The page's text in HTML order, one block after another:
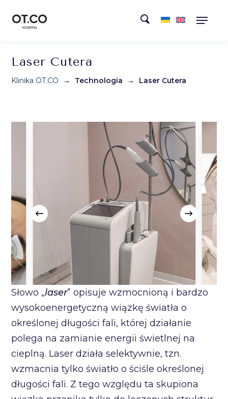
Laser Cutera
Klinika OT.CO → Technologia → Laser Cutera
Słowo „laser” opisuje wzmocnioną i bardzo
wysokoenergetyczną wiązkę światła o
określonej długości fali, której działanie
polega na zamianie energii świetlnej na
cieplną. Laser działa selektywnie, tzn.
wzmacnia tylko światło o ściśle określonej
długości fali. Z tego względu ta skupiona